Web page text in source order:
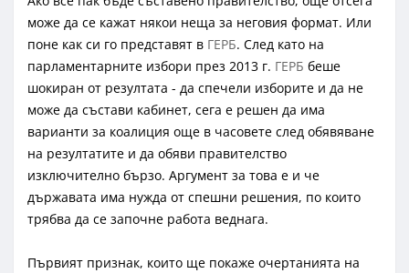
може да се кажат някои неща за неговия формат. Или
поне как си го представят в ГЕРБ. След като на
парламентарните избори през 2013 г. ГЕРБ беше
шокиран от резултата - да спечели изборите и да не
може да състави кабинет, сега е решен да има
варианти за коалиция още в часовете след обявяване
на резултатите и да обяви правителство
изключително бързо. Аргумент за това е и че
държавата има нужда от спешни решения, по които
трябва да се започне работа веднага.
Първият признак, които ще покаже очертанията на